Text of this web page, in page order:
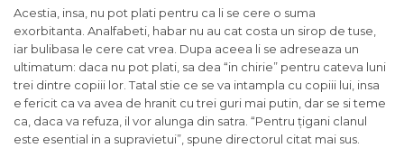
Acestia, insa, nu pot plati pentru ca li se cere o suma
exorbitanta. Analfabeti, habar nu au cat costa un sirop de tuse,
iar bulibasa le cere cat vrea. Dupa aceea li se adreseaza un
ultimatum: daca nu pot plati, sa dea “in chirie” pentru cateva luni
trei dintre copiii lor. Tatal stie ce se va intampla cu copiii lui, insa
e fericit ca va avea de hranit cu trei guri mai putin, dar se si teme
ca, daca va refuza, il vor alunga din satra. “Pentru țigani clanul
este esential in a supravietui”, spune directorul citat mai sus.